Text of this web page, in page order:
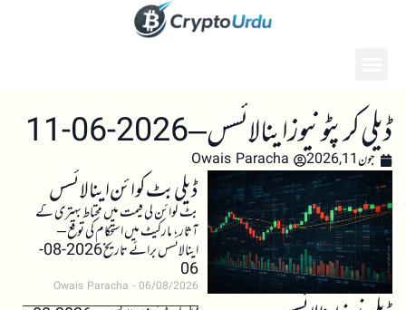
ڈیلی کرپٹو نیوز اینالائسس – 2026-06-11
جون 11, 2026 Owais Paracha
ڈیلی بٹ کوائن اینالائسس
بٹ کوائن کی قیمت میں محتاط بہتری کے
آثار، مارکیٹ میں استحکام کی توقع –
اینالائسس برائے تاریخ 2026-08-
06
Owais Paracha 06/08/2026